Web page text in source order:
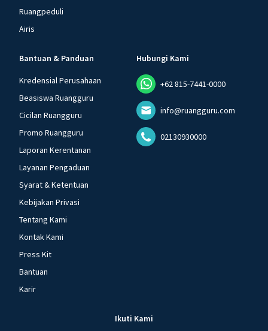
Ruangpeduli
Airis
Bantuan & Panduan
Kredensial Perusahaan
Beasiswa Ruangguru
Cicilan Ruangguru
Promo Ruangguru
Laporan Kerentanan
Layanan Pengaduan
Syarat & Ketentuan
Kebijakan Privasi
Tentang Kami
Kontak Kami
Press Kit
Bantuan
Karir
Hubungi Kami
+62 815-7441-0000
info@ruangguru.com
02130930000
Ikuti Kami